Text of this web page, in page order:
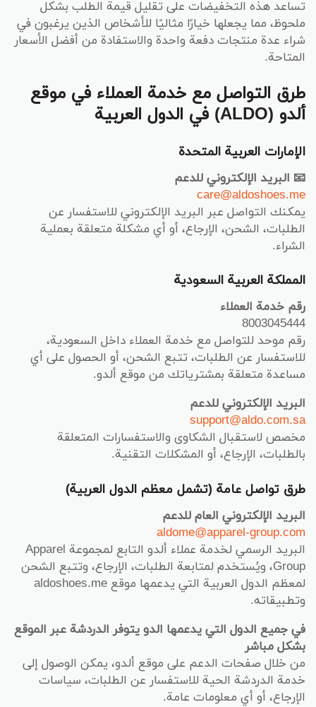
تساعد هذه التخفيضات على تقليل قيمة الطلب بشكل
ملحوظ، مما يجعلها خيارًا مثاليًا للأشخاص الذين يرغبون في
شراء عدة منتجات دفعة واحدة والاستفادة من أفضل الأسعار
المتاحة.
طرق التواصل مع خدمة العملاء في موقع
ألدو (ALDO) في الدول العربية
الإمارات العربية المتحدة
📧 البريد الإلكتروني للدعم
care@aldoshoes.me
يمكنك التواصل عبر البريد الإلكتروني للاستفسار عن
الطلبات، الشحن، الإرجاع، أو أي مشكلة متعلقة بعملية
الشراء.
المملكة العربية السعودية
رقم خدمة العملاء
8003045444
رقم موحد للتواصل مع خدمة العملاء داخل السعودية،
للاستفسار عن الطلبات، تتبع الشحن، أو الحصول على أي
مساعدة متعلقة بمشترياتك من موقع ألدو.
البريد الإلكتروني للدعم
support@aldo.com.sa
مخصص لاستقبال الشكاوى والاستفسارات المتعلقة
بالطلبات، الإرجاع، أو المشكلات التقنية.
طرق تواصل عامة (تشمل معظم الدول العربية)
البريد الإلكتروني العام للدعم
aldome@apparel-group.com
البريد الرسمي لخدمة عملاء ألدو التابع لمجموعة Apparel
Group، ويُستخدم لمتابعة الطلبات، الإرجاع، وتتبع الشحن
لمعظم الدول العربية التي يدعمها موقع aldoshoes.me
وتطبيقاته.
في جميع الدول التي يدعمها الدو يتوفر الدردشة عبر الموقع
بشكل مباشر
من خلال صفحات الدعم على موقع ألدو، يمكن الوصول إلى
خدمة الدردشة الحية للاستفسار عن الطلبات، سياسات
الإرجاع، أو أي معلومات عامة.